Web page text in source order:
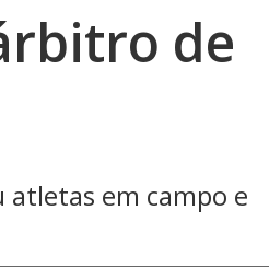
de
atletas em campo e